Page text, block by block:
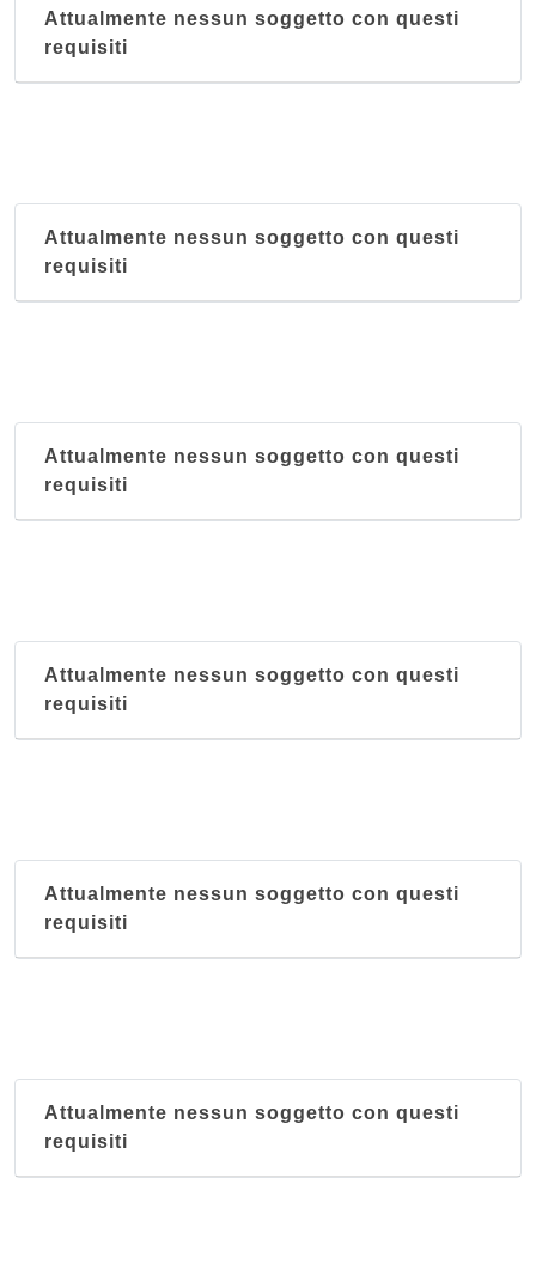
Attualmente nessun soggetto con questi
requisiti
Attualmente nessun soggetto con questi
requisiti
Attualmente nessun soggetto con questi
requisiti
Attualmente nessun soggetto con questi
requisiti
Attualmente nessun soggetto con questi
requisiti
Attualmente nessun soggetto con questi
requisiti